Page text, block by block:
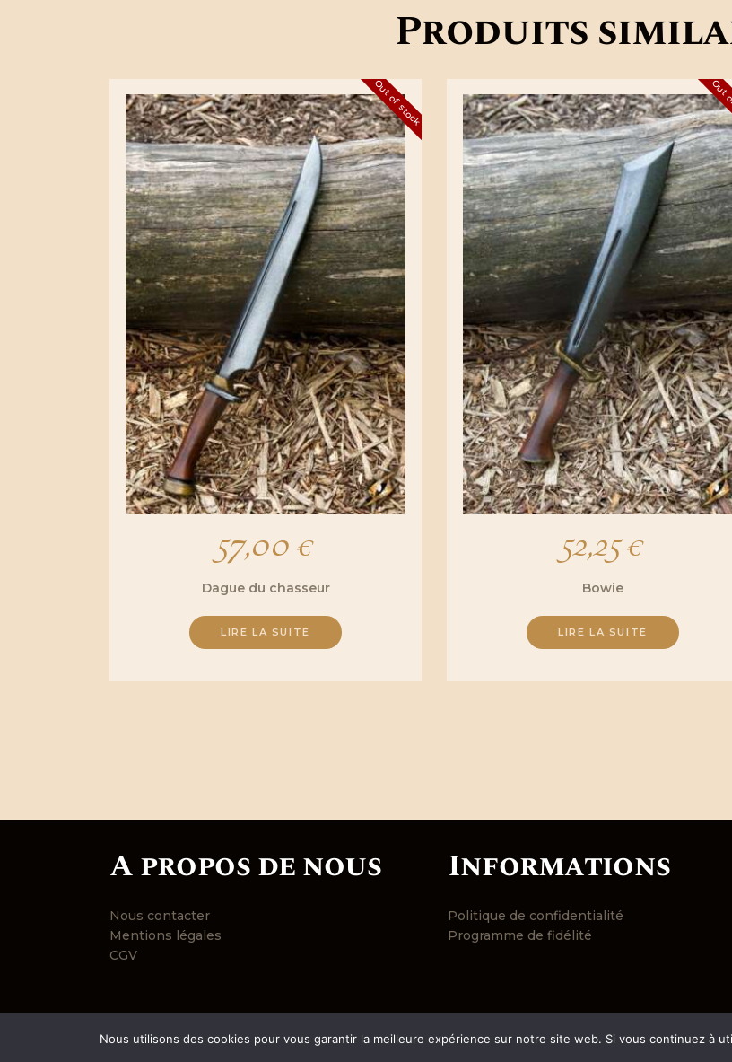
Produits
Out of stock
57,00€
Dague du chasseur
LIRE LA SUITE
52,25€
Bowie
LIRE LA SUITE
A propos de nous
Nous contacter
Mentions légales
CGV
Informations
Politique de confidentialité
Programme de fidélité
Nous utilisons des cookies pour vous garantir la meilleure expérience sur notre site web. Si vous continuez à